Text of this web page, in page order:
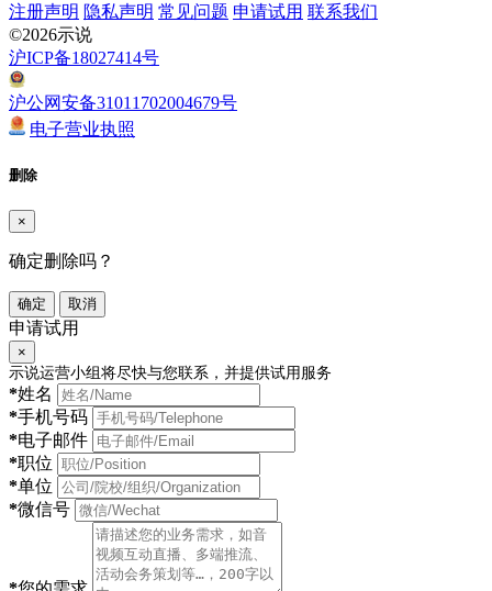
注册声明 隐私声明 常见问题 申请试用 联系我们
©2026示说
沪ICP备18027414号
沪公网安备31011702004679号
电子营业执照
删除
×
确定删除吗？
确定 取消
申请试用
×
示说运营小组将尽快与您联系，并提供试用服务
*姓名
*手机号码
*电子邮件
*职位
*单位
*微信号